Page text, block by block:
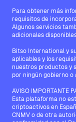
Para obtener más
requisitos de
Algunos servicios
adicionales
Bitso International y
aplicables y los
nuestros productos y
por ningún gobierno
AVISO IMPORTANTE
Esta plataforma no
criptoactivos en
CNMV o de otra